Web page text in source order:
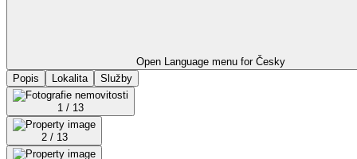
Open Language menu for Česky
Popis
Lokalita Služby
1 / 13
2 / 13